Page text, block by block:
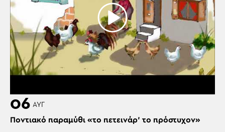
06 ΑΥΓ
Ποντιακό παραμύθι «το πετεινάρ’ το πρόστυχον»